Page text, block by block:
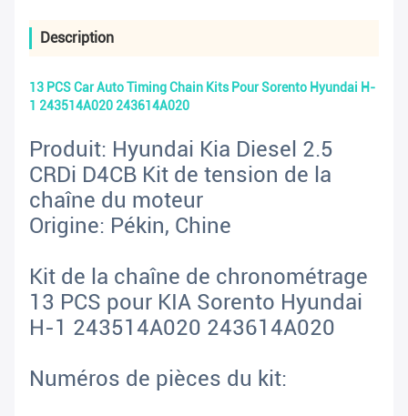
Description
13 PCS Car Auto Timing Chain Kits Pour Sorento Hyundai H-
1 243514A020 243614A020
Produit: Hyundai Kia Diesel 2.5
CRDi D4CB Kit de tension de la
chaîne du moteur
Origine: Pékin, Chine
Kit de la chaîne de chronométrage
13 PCS pour KIA Sorento Hyundai
H-1 243514A020 243614A020
Numéros de pièces du kit: